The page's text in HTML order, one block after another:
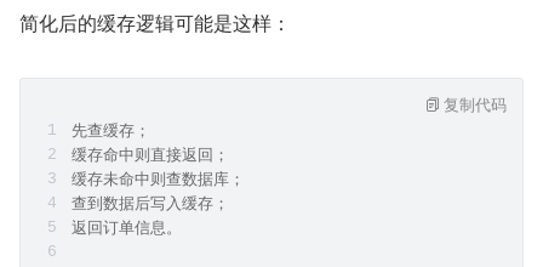
简化后的缓存逻辑可能是这样：
先查缓存；
缓存命中则直接返回；
缓存未命中则查数据库；
查到数据后写入缓存；
返回订单信息。
复制代码